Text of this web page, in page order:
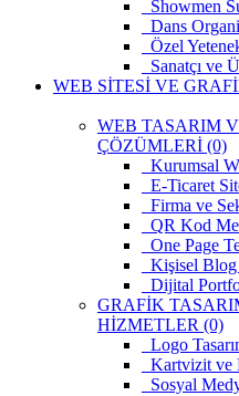
Showmen
Dans
Özel
Sanatçı ve
WEB SİTESİ VE
WEB TASARIM
ÇÖZÜMLERİ (0)
Kurumsal
E-Ticaret
Firma ve
QR Kod
One Page
Kişisel Blog
Dijital
GRAFİK
HİZMETLER (0)
Logo
Kartvizit ve
Sosyal